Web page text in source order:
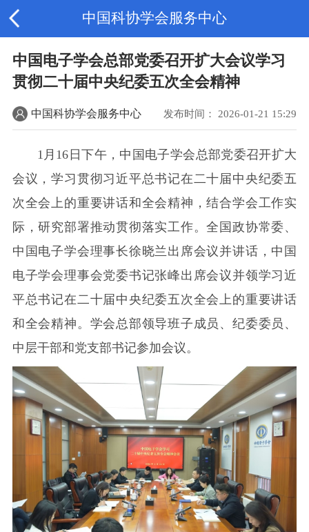
中国科协学会服务中心
中国电子学会总部党委召开扩大会议学习
贯彻二十届中央纪委五次全会精神
中国科协学会服务中心 发布时间： 2026-01-21 15:29
1月16日下午，中国电子学会总部党委召开扩大
会议，学习贯彻习近平总书记在二十届中央纪委五
次全会上的重要讲话和全会精神，结合学会工作实
际，研究部署推动贯彻落实工作。全国政协常委、
中国电子学会理事长徐晓兰出席会议并讲话，中国
电子学会理事会党委书记张峰出席会议并领学习近
平总书记在二十届中央纪委五次全会上的重要讲话
和全会精神。学会总部领导班子成员、纪委委员、
中层干部和党支部书记参加会议。